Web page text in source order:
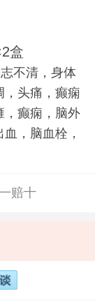
盒
不清，身体
，头痛，癫痫
，癫痫，脑外
，脑血栓，
赔十